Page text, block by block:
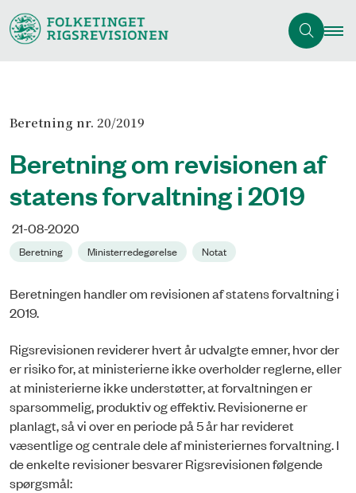
Beretning nr. 20/2019
Beretning om revisionen af
statens forvaltning i 2019
21-08-2020
Beretning Ministerredegørelse Notat
Beretningen handler om revisionen af statens forvaltning i
2019.
Rigsrevisionen reviderer hvert år udvalgte emner, hvor der
er risiko for, at ministerierne ikke overholder reglerne, eller
at ministerierne ikke understøtter, at forvaltningen er
sparsommelig, produktiv og effektiv. Revisionerne er
planlagt, så vi over en periode på 5 år har revideret
væsentlige og centrale dele af ministeriernes forvaltning. I
de enkelte revisioner besvarer Rigsrevisionen følgende
spørgsmål: